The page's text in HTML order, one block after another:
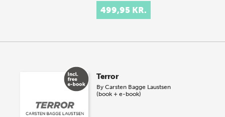
499,95 KR.
Terror
ByCarsten Bagge Laustsen
(book + e-book)